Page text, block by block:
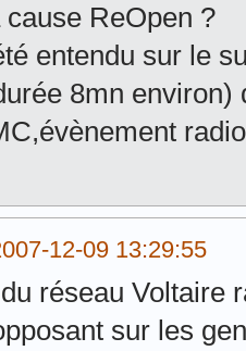
ReOpen ?
entendu sur le
8mn
12-09 13:29:55
réseau Voltaire
sur les